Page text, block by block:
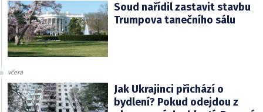
Soud nařídil zastavit stavbu
Trumpova tanečního sálu
včera
Jak Ukrajinci přichází o
bydlení? Pokud odejdou z